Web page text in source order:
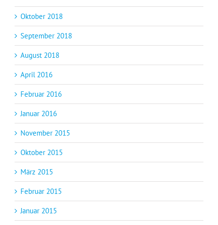
Oktober 2018
September 2018
August 2018
April 2016
Februar 2016
Januar 2016
November 2015
Oktober 2015
März 2015
Februar 2015
Januar 2015